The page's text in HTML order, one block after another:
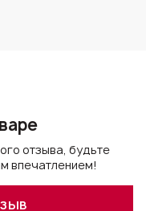
отзыва, будьте
впечатлением!